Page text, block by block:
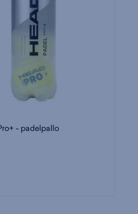
- padelpallo